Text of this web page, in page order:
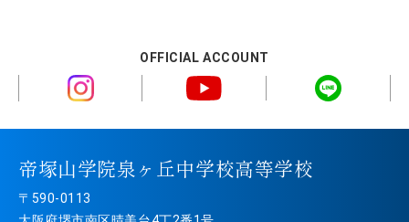
OFFICIAL ACCOUNT
帝塚山学院泉ヶ丘中学校高等学校
〒590-0113